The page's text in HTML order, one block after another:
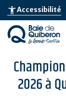
Aller
au
contenu
principal
accessibility_newAccessibilité
2026 à